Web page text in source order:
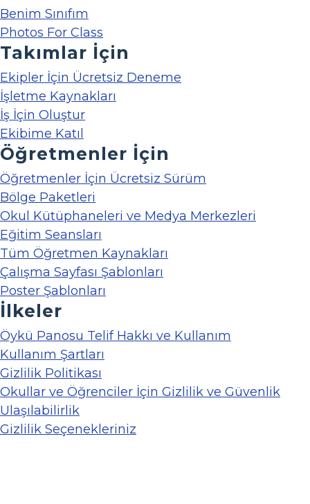
Benim Sınıfım
Photos For Class
Takımlar İçin
Ekipler İçin Ücretsiz Deneme
İşletme Kaynakları
İş İçin Oluştur
Ekibime Katıl
Öğretmenler İçin
Öğretmenler İçin Ücretsiz Sürüm
Bölge Paketleri
Okul Kütüphaneleri ve Medya Merkezleri
Eğitim Seansları
Tüm Öğretmen Kaynakları
Çalışma Sayfası Şablonları
Poster Şablonları
İlkeler
Öykü Panosu Telif Hakkı ve Kullanım
Kullanım Şartları
Gizlilik Politikası
Okullar ve Öğrenciler İçin Gizlilik ve Güvenlik
Ulaşılabilirlik
Gizlilik Seçenekleriniz